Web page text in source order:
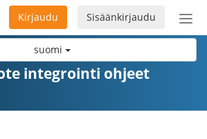
suomi
Sisäänkirjaudu
Kirjaudu
integrointi ohjeet